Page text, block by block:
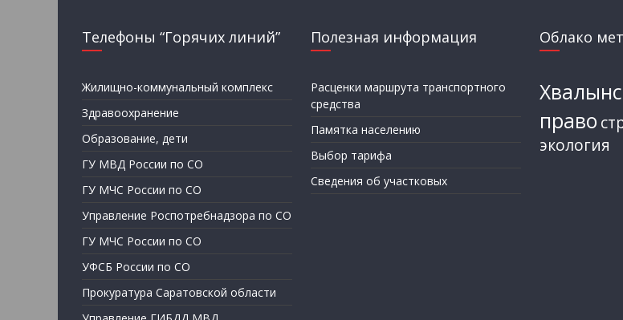
Телефоны “Горячих линий”
Жилищно-коммунальный комплекс
Здравоохранение
Образование, дети
ГУ МВД России по СО
ГУ МЧС России по СО
Управление Роспотребнадзора по СО
ГУ МЧС России по СО
УФСБ России по СО
Прокуратура Саратовской области
Полезная информация
Расценки маршрута транспортного
средства
Памятка населению
Выбор тарифа
Сведения об участковых
Облако
право
экология